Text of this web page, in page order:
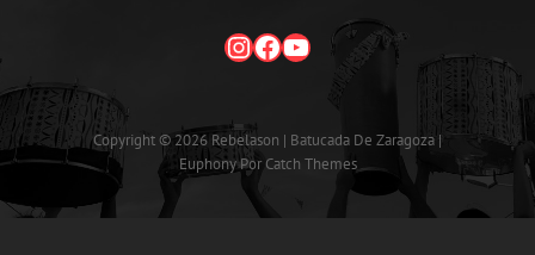
Copyright © 2026 Rebelason | Batucada De Zaragoza |
Euphony Por Catch Themes